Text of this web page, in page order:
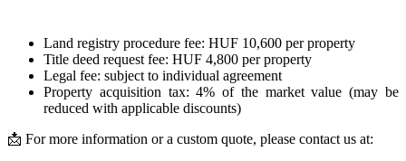
Land registry procedure fee: HUF 10,600 per property
Title deed request fee: HUF 4,800 per property
Legal fee: subject to individual agreement
Property acquisition tax: 4% of the market value (may be
reduced with applicable discounts)
📩 For more information or a custom quote, please contact us at: